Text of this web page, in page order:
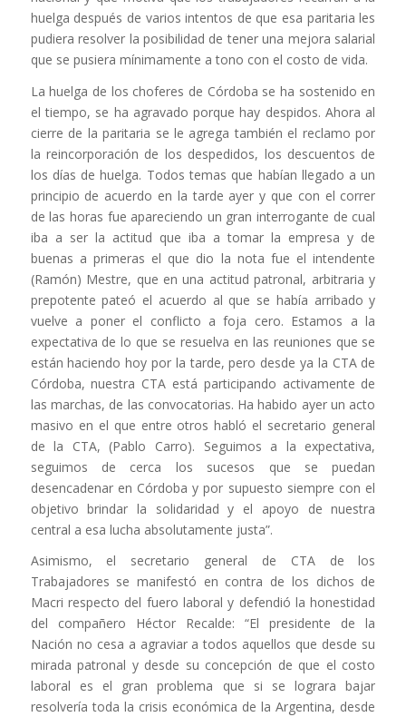
huelga después de varios intentos de que esa paritaria les
pudiera resolver la posibilidad de tener una mejora salarial
que se pusiera mínimamente a tono con el costo de vida.
La huelga de los choferes de Córdoba se ha sostenido en
el tiempo, se ha agravado porque hay despidos. Ahora al
cierre de la paritaria se le agrega también el reclamo por
la reincorporación de los despedidos, los descuentos de
los días de huelga. Todos temas que habían llegado a un
principio de acuerdo en la tarde ayer y que con el correr
de las horas fue apareciendo un gran interrogante de cual
iba a ser la actitud que iba a tomar la empresa y de
buenas a primeras el que dio la nota fue el intendente
(Ramón) Mestre, que en una actitud patronal, arbitraria y
prepotente pateó el acuerdo al que se había arribado y
vuelve a poner el conflicto a foja cero. Estamos a la
expectativa de lo que se resuelva en las reuniones que se
están haciendo hoy por la tarde, pero desde ya la CTA de
Córdoba, nuestra CTA está participando activamente de
las marchas, de las convocatorias. Ha habido ayer un acto
masivo en el que entre otros habló el secretario general
de la CTA, (Pablo Carro). Seguimos a la expectativa,
seguimos de cerca los sucesos que se puedan
desencadenar en Córdoba y por supuesto siempre con el
objetivo brindar la solidaridad y el apoyo de nuestra
central a esa lucha absolutamente justa”.
Asimismo, el secretario general de CTA de los
Trabajadores se manifestó en contra de los dichos de
Macri respecto del fuero laboral y defendió la honestidad
del compañero Héctor Recalde: “El presidente de la
Nación no cesa a agraviar a todos aquellos que desde su
mirada patronal y desde su concepción de que el costo
laboral es el gran problema que si se lograra bajar
resolvería toda la crisis económica de la Argentina, desde